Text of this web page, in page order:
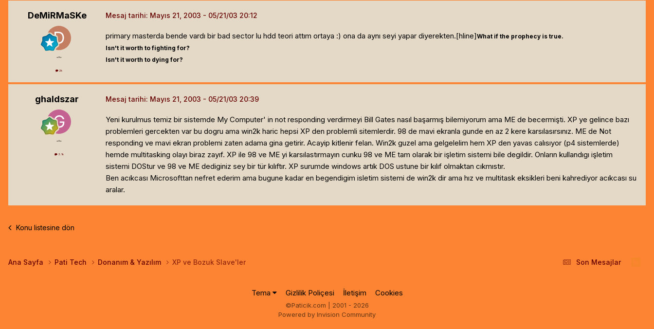
DeMiRMaSKe
=o=
2k
Mesaj tarihi: Mayıs 21, 2003
primary masterda bende vardı bir bad sector lu hdd teori attım ortaya :) ona da aynı seyi yapar diyerekten.[hline]What if the prophecy is true.
Isn't it worth to fighting for?
Isn't it worth to dying for?
ghaldszar
=o=
3.1k
Mesaj tarihi: Mayıs 21, 2003
Yeni kurulmus temiz bir sistemde My Computer' in not responding verdirmeyi Bill Gates nasıl başarmış bilemiyorum ama ME de becermişti. XP ye gelince bazı
problemleri gercekten var bu dogru ama win2k haric hepsi XP den problemli sitemlerdir. 98 de mavi ekranla gunde en az 2 kere karsılasırsınız. ME de Not
responding ve mavi ekran problemi zaten adama gina getirir. Acayip kitlenir felan. Win2k guzel ama gelgelelim hem XP den yavas calısıyor (p4 sistemlerde)
hemde multitasking olayı biraz zayıf. XP ile 98 ve ME yi karsılastırmayın cunku 98 ve ME tam olarak bir işletim sistemi bile degildir. Onların kullandıgı işletim
sistemi DOStur ve 98 ve ME dediginiz sey bir tür kılıftır. XP surumde windows artık DOS ustune bir kılıf olmaktan cıkmıstır.
Ben acıkcası Microsofttan nefret ederim ama bugune kadar en begendigim isletim sistemi de win2k dir ama hız ve multitask eksikleri beni kahrediyor acıkcası su
aralar.
Konu listesine dön
Son Mesajlar
Ana Sayfa Pati Tech Donanım & Yazılım XP ve Bozuk Slave'ler
Tema Gizlilik Poliçesi İletişim Cookies
©Paticik.com | 2001 - 2026
Powered by Invision Community